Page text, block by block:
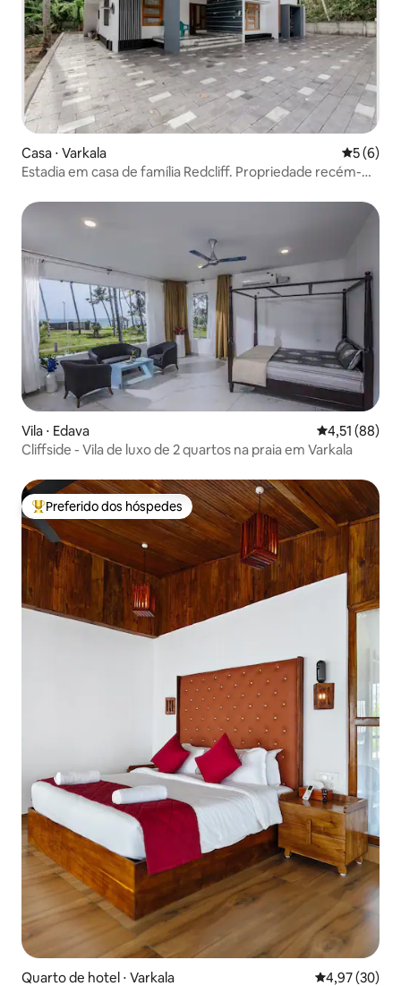
Casa ⋅ Varkala 5 de
5 (6)
Estadia em casa de família Redcliff. Propriedade recém-
Vila ⋅ Edava 4,51 de uma
4,51 (88)
Cliffside - Vila de luxo de 2 quartos na praia em Varkala
Entre os melhores preferidos dos hóspedes
Preferido dos hóspedes
Quarto de hotel ⋅ Varkala 4,97 de uma
4,97 (30)